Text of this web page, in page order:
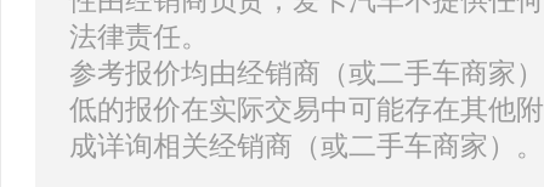
法律责任。
参考报价均由经销商（或二手车商家
低的报价在实际交易中可能存在其他
成详询相关经销商（或二手车商家）。